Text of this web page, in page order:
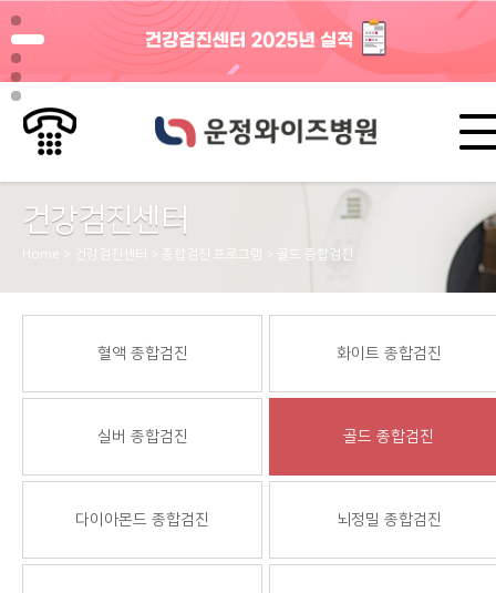
건강검진센터
Home > 건강검진센터 > 종합검진 프로그램 > 골드 종합검진
혈액 종합검진 화이트 종합검진
실버 종합검진 골드 종합검진
다이아몬드 종합검진 뇌정밀 종합검진